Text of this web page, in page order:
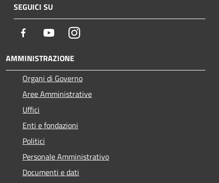
SEGUICI SU
Facebook YoutubeInstagram
AMMINISTRAZIONE
Organi di Governo
Aree Amministrative
Uffici
Enti e fondazioni
Politici
Personale Amministrativo
Documenti e dati